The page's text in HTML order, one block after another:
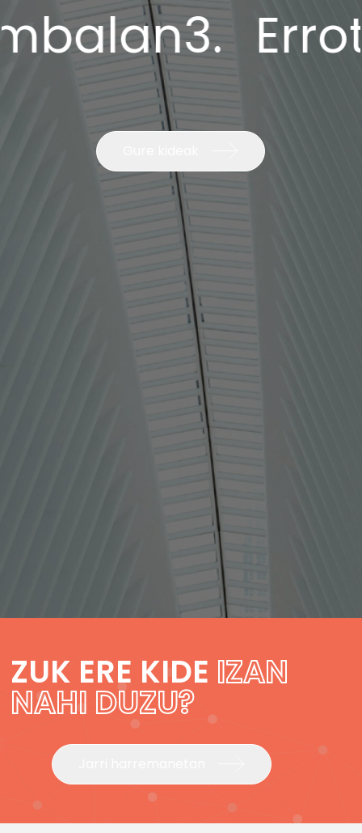
Errota-
ZUK ERE KIDE IZAN
NAHI DUZU?